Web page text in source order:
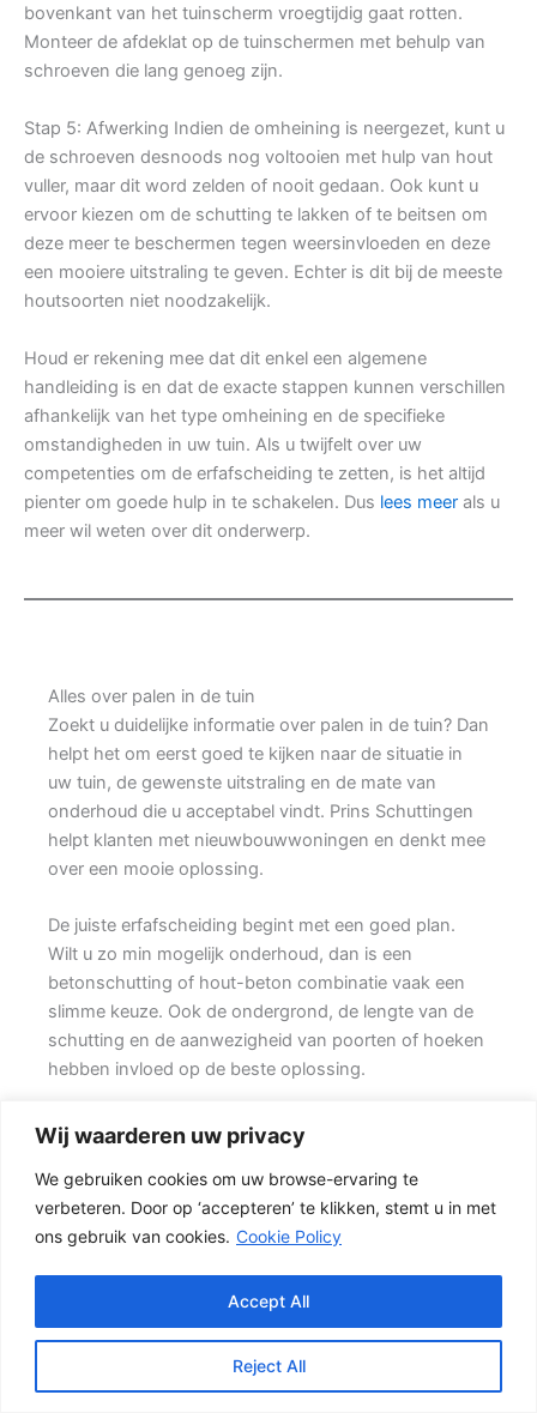
Wij waarderen uw privacy
We gebruiken cookies om uw browse-ervaring te
verbeteren. Door op ‘accepteren’ te klikken, stemt u in met
ons gebruik van cookies. Cookie Policy
Reject All
Accept All
bovenkant van het tuinscherm vroegtijdig gaat rotten.
Monteer de afdeklat op de tuinschermen met behulp van
schroeven die lang genoeg zijn.
Stap 5: Afwerking Indien de omheining is neergezet, kunt u
de schroeven desnoods nog voltooien met hulp van hout
vuller, maar dit word zelden of nooit gedaan. Ook kunt u
ervoor kiezen om de schutting te lakken of te beitsen om
deze meer te beschermen tegen weersinvloeden en deze
een mooiere uitstraling te geven. Echter is dit bij de meeste
houtsoorten niet noodzakelijk.
Houd er rekening mee dat dit enkel een algemene
handleiding is en dat de exacte stappen kunnen verschillen
afhankelijk van het type omheining en de specifieke
omstandigheden in uw tuin. Als u twijfelt over uw
competenties om de erfafscheiding te zetten, is het altijd
pienter om goede hulp in te schakelen. Dus lees meer als u
meer wil weten over dit onderwerp.
Alles over palen in de tuin
Zoekt u duidelijke informatie over palen in de tuin? Dan
helpt het om eerst goed te kijken naar de situatie in
uw tuin, de gewenste uitstraling en de mate van
onderhoud die u acceptabel vindt. Prins Schuttingen
helpt klanten met nieuwbouwwoningen en denkt mee
over een mooie oplossing.
De juiste erfafscheiding begint met een goed plan.
Wilt u zo min mogelijk onderhoud, dan is een
betonschutting of hout-beton combinatie vaak een
slimme keuze. Ook de ondergrond, de lengte van de
schutting en de aanwezigheid van poorten of hoeken
hebben invloed op de beste oplossing.
Schutting kiezen op basis van uitstraling en gebruik
In veel tuinen wordt gekozen voor een combinatie
van hout en beton. {Het beton zorgt voor een sterke
basis, terwijl de houten schermen zorgen voor een
natuurlijke uitstraling.} Het resultaat is een stevige
Wie een robuuste en onderhoudsarme oplossing